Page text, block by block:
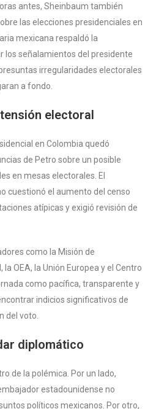
antes, Sheinbaum también
las elecciones presidenciales en
mexicana respaldó la
los señalamientos del presidente
irregularidades electorales
a fondo.
electoral
en Colombia quedó
de Petro sobre un posible
en mesas electorales. El
cuestionó el aumento del censo
atípicas y exigió revisión de
como la Misión de
OEA, la Unión Europea y el Centro
como pacífica, transparente y
indicios significativos de
del voto.
diplomático
de la polémica. Por un lado,
estadounidense no
políticos mexicanos. Por otro,